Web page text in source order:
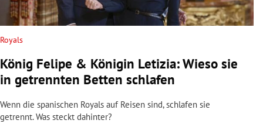
Untermenü
Untermenü
Untermenü
Untermenü
Royals
König Felipe & Königin Letizia: Wieso sie
in getrennten Betten schlafen
Wenn die spanischen Royals auf Reisen sind, schlafen sie
getrennt. Was steckt dahinter?